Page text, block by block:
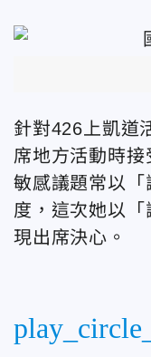
針對426上凱道
席地方活動時
敏感議題常以「
度，這次她以
現出席決心。